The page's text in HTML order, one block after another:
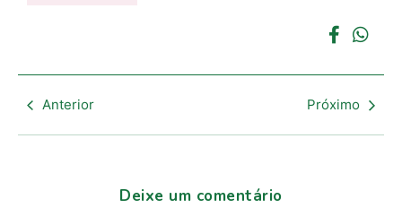
Anterior Próximo
Deixe um comentário